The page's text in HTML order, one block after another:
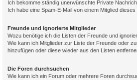
Ich bekomme ständig unerwünschte Private
Ich habe eine Spam-E-Mail von einem Mitglied
Freunde und ignorierte Mitglieder
Wozu benötige ich die Listen der Freunde und
Wie kann ich Mitglieder zur Liste der Freunde oder
hinzufügen oder diese wieder aus den Listen
Die Foren durchsuchen
Wie kann ich ein Forum oder mehrere Foren